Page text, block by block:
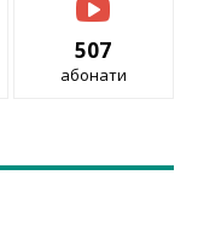
507
абонати